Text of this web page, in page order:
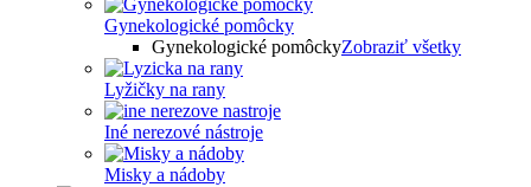
Gynekologické pomôcky
Gynekologické pomôckyZobraziť všetky
Lyžičky na rany
Iné nerezové nástroje
Misky a nádoby